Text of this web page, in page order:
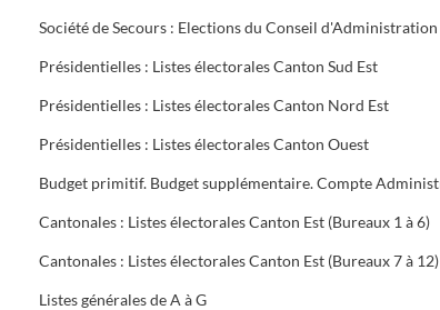
Présidentielles : Listes électorales Canton Sud Est
Présidentielles : Listes électorales Canton Nord Est
Présidentielles : Listes électorales Canton Ouest
Cantonales : Listes électorales Canton Est (Bureaux 1 à 6)
Cantonales : Listes électorales Canton Est (Bureaux 7 à 12)
Listes générales de A à G